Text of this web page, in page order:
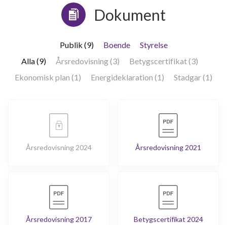
Dokument
Publik (9) Boende
Styrelse
Alla (9)
Årsredovisning (3)
Betygscertifikat (3)
Ekonomisk plan (1)
Energideklaration (1) Stadgar (1)
Årsredovisning 2024 Årsredovisning 2021
Årsredovisning 2017 Betygscertifikat 2024